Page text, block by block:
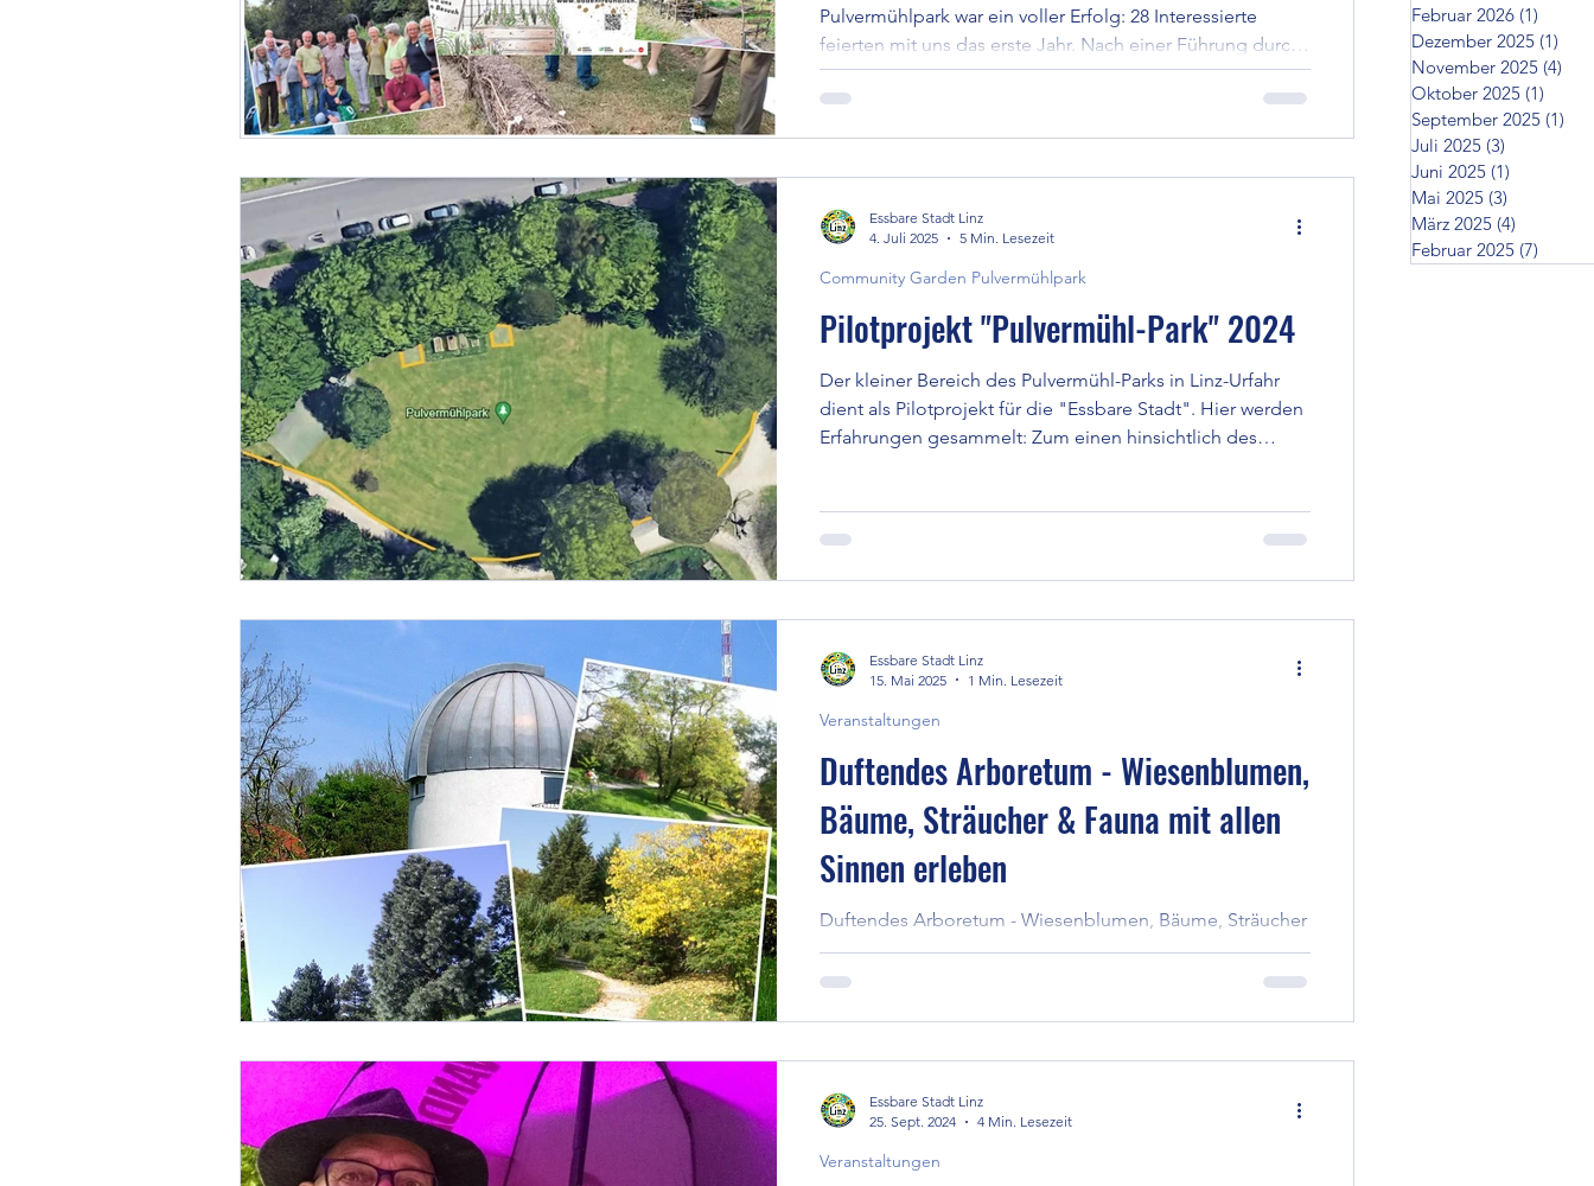
Pulvermühlpark war ein voller Erfolg: 28 Interessierte
feierten mit uns das erste Jahr. Nach einer Führung durch
die Gartenbereiche folgte ein Picknick im Grünen. Dabei
entstanden lebhafte Gespräche, neue Ideen und Pläne für
Basis für kommende Projekte gelegt – bis tief in die Nacht
Pilotprojekt "Pulvermühl-Park" 2024
Der kleiner Bereich des Pulvermühl-Parks in Linz-Urfahr
dient als Pilotprojekt für die "Essbare Stadt". Hier werden
Erfahrungen gesammelt: Zum einen hinsichtlich des
Lass' Dich inspirieren und trage die Idee in ein eigenes
Umfeld. Jeweils donnerstags. Die Uhrzeit findest Du auf
Community Garden Pulvermühlpark
Essbare Stadt Linz
4. Juli 2025
5 Min. Lesezeit
Duftendes Arboretum - Wiesenblumen,
Bäume, Sträucher & Fauna mit allen
Sinnen erleben
Duftendes Arboretum - Wiesenblumen, Bäume, Sträucher
& Fauna mit allen Sinnen erleben
Veranstaltungen
Essbare Stadt Linz
15. Mai 2025
1 Min. Lesezeit
Veranstaltungen
Essbare Stadt Linz
25. Sept. 2024
4 Min. Lesezeit
Februar 2026 (1)
Dezember 2025 (1)
November 2025 (4)
Oktober 2025 (1)
September 2025 (1)
Juli 2025 (3)
Juni 2025 (1)
Mai 2025 (3)
März 2025 (4)
Februar 2025 (7)